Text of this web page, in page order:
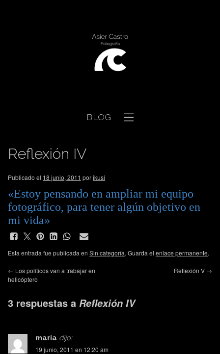
BLOG
Reflexión IV
Publicado el 18 junio, 2011 porikusi
«Estoy pensando en ampliar mi equipo
fotográfico, para tener algún objetivo en
mi vida»
Esta entrada fue publicada en Sin categoría. Guarda el enlace permanente.
← Los políticos van a trabajar en
helicóptero
Reflexión V →
3 respuestas a Reflexión IV
maria dijo:
19 junio, 2011 en 12:20 am